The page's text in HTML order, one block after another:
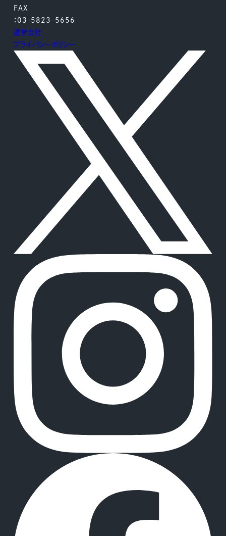
FAX
：03-5823-5656
運営会社
プライバシーポリシー